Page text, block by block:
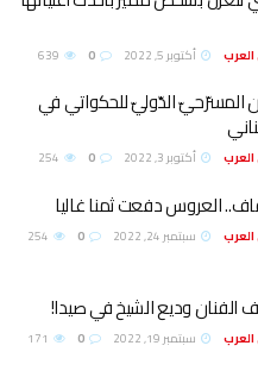
أكتوبر 5, 2022
المسرّحيّ الدّوليّ للحكواتي في
أكتوبر 3, 2022
العروس دفعت ثمنا غاليا
سبتمبر 24, 2022
الفنان وديع الشيخ في صيدا!
سبتمبر 19, 2022